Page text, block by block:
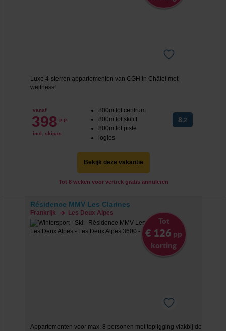
Luxe 4-sterren appartementen van CGH in Châtel met
wellness!
vanaf
398 p.p.
incl. skipas
800m tot centrum
800m tot skilift
800m tot piste
logies
8,2
Bekijk deze vakantie
Tot 8 weken voor vertrek gratis annuleren
Résidence MMV Les Clarines
Frankrijk Les Deux Alpes
Tot
€ 126 pp
korting
Appartementen voor max. 8 personen met topligging vlakbij de